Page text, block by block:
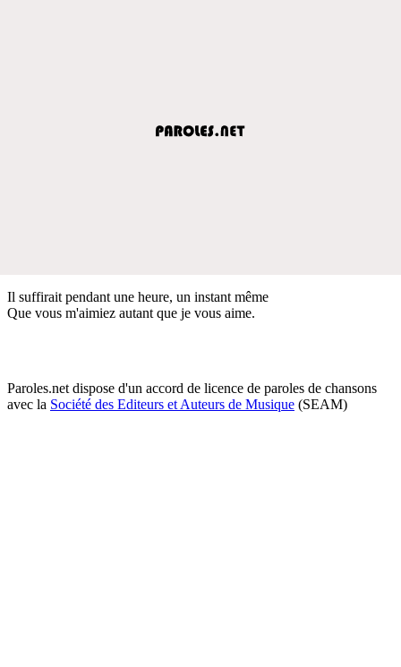
Il suffirait pendant une heure, un instant même
Que vous m'aimiez autant que je vous aime.
Paroles.net dispose d'un accord de licence de paroles de chansons
avec la Société des Editeurs et Auteurs de Musique (SEAM)